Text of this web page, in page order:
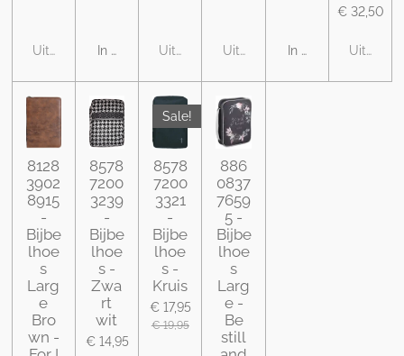
Uitverkocht In winkelwagenUitverkochtUitverkocht In winkelwagen
€ 32,50
8128
3902
8915
-
Bijbe
lhoe
s
Larg
e
Bro
wn -
8578
7200
3239
-
Bijbe
lhoe
s -
Zwa
rt
wit
€ 14,95
Sale!
8578
7200
3321
-
Bijbe
lhoe
s -
Kruis
€ 17,95
€ 19,95
886
0837
7659
5 -
Bijbe
lhoe
s
Larg
e -
Be
still